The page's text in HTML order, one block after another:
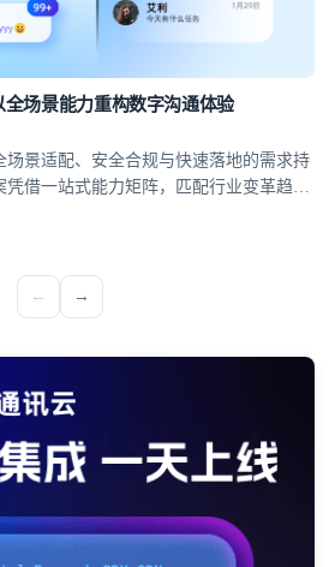
场景能力重构数字沟通体验
场景适配、安全合规与快速落地的需求持
借一站式能力矩阵，匹配行业变革趋
← →